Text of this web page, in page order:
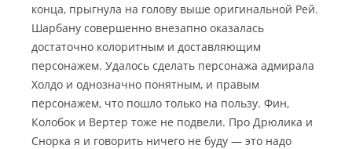
конца, прыгнула на голову выше оригинальной Рей.
Шарбану совершенно внезапно оказалась
достаточно колоритным и доставляющим
персонажем. Удалось сделать персонажа адмирала
Холдо и однозначно понятным, и правым
персонажем, что пошло только на пользу. Фин,
Колобок и Вертер тоже не подвели. Про Дрюлика и
Снорка я и говорить ничего не буду — это надо